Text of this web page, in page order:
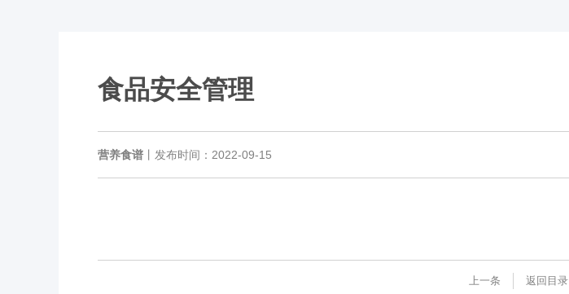
互联网+AI明厨亮灶
食品安全管理
营养食谱 发布时间：2022-09-15
上一条 返回目录